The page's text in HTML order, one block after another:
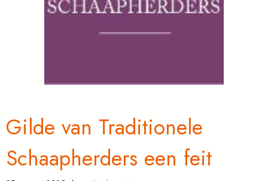
Gilde van Traditionele
Schaapherders een feit